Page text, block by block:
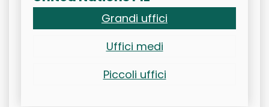
Grandi uffici
Uffici medi
Piccoli uffici